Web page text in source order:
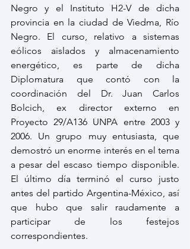
Negro y el Instituto H2-V de dicha
provincia en la ciudad de Viedma, Río
Negro. El curso, relativo a sistemas
eólicos aislados y almacenamiento
energético, es parte de dicha
Diplomatura que contó con la
coordinación del Dr. Juan Carlos
Bolcich, ex director externo en
Proyecto 29/A136 UNPA entre 2003 y
2006. Un grupo muy entusiasta, que
demostró un enorme interés en el tema
a pesar del escaso tiempo disponible.
El último día terminó el curso justo
antes del partido Argentina-México, así
que hubo que salir raudamente a
participar de los festejos
correspondientes.